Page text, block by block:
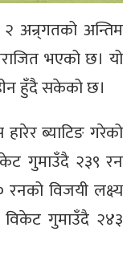
अन्र्गतको अन्तिम
भएको छ। यो
हुँदै सकेको छ।
ब्याटिङ गरेको
गुमाउँदै २३९ रन
विजयी लक्ष्य
गुमाउँदै २४३